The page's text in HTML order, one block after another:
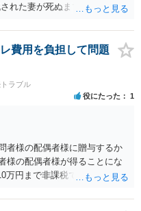
れた妻が死ぬまで家に住み続
ます。 もし契約書の作成まで
弁護士、できれば相続に強い
費用を負担して問題
ラブル
役にたった 1
者様の配偶者様に贈与するか
様の配偶者様が得ることにな
万円まで非課税であり、トイ